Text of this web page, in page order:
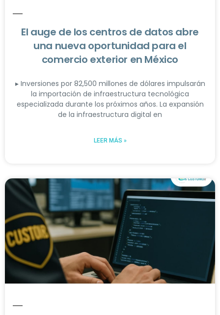
El auge de los centros de datos abre
una nueva oportunidad para el
comercio exterior en México
▸ Inversiones por 82,500 millones de dólares impulsarán
la importación de infraestructura tecnológica
especializada durante los próximos años. La expansión
de la infraestructura digital en
LEER MÁS »